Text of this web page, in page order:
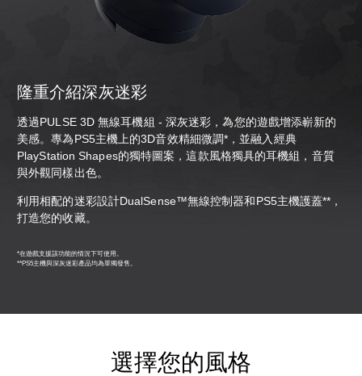
隆重介紹深灰迷彩
透過PULSE 3D 無線耳機組 - 深灰迷彩，為您的遊戲增添嶄新的
美感。專為PS5主機上的3D音效精細微調*，並融入經典
PlayStation Shapes的獨特圖案，這款風格獨具的耳機組，音質
與外觀同樣出色。
利用相配的迷彩設計DualSense™無線控制器和PS5主機護蓋**，
打造您的收藏。
*在遊戲支援該功能的情況下可使用。
**PS5主機與深灰迷彩產品均為單獨發售。
選擇您的風格